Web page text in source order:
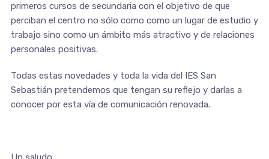
primeros cursos de secundaria con el objetivo de que
perciban el centro no sólo como como un lugar de estudio y
trabajo sino como un ámbito más atractivo y de relaciones
personales positivas.
Todas estas novedades y toda la vida del IES San
Sebastián pretendemos que tengan su reflejo y darlas a
conocer por esta vía de comunicación renovada.